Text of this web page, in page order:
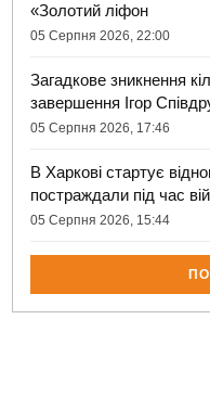
«Золотий ліфон
05 Серпня 2026, 22:00
Загадкове зникнення
завершення Ігор
05 Серпня 2026, 17:46
В Харкові стартує
постраждали під час
05 Серпня 2026, 15:44